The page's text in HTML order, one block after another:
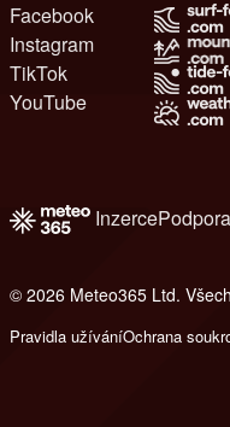
Facebook
Instagram
TikTok
YouTube
InzercePodpora
© 2026 Meteo365 Ltd.
Pravidla užíváníOchrana